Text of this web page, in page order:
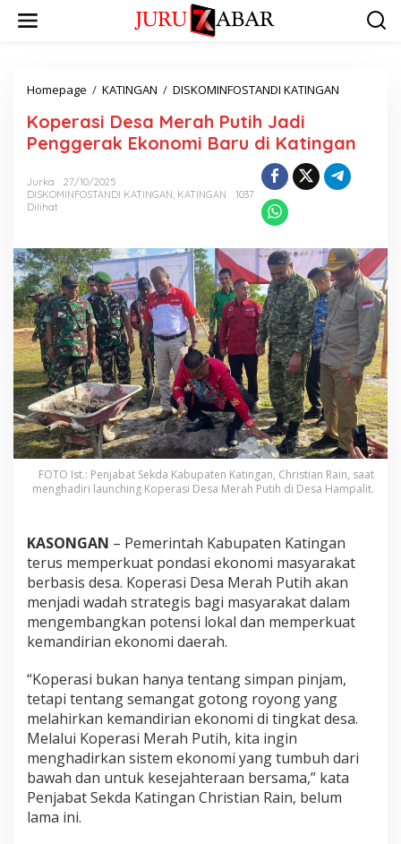
Homepage / KATINGAN / DISKOMINFOSTANDI KATINGAN
Koperasi Desa Merah Putih Jadi
Penggerak Ekonomi Baru di Katingan
Jurka
27/10/2025
DISKOMINFOSTANDI KATINGAN, KATINGAN
1037
Dilihat
FOTO Ist.: Penjabat Sekda Kabupaten Katingan, Christian Rain, saat
menghadiri launching Koperasi Desa Merah Putih di Desa Hampalit.
KASONGAN – Pemerintah Kabupaten Katingan
terus memperkuat pondasi ekonomi masyarakat
berbasis desa. Koperasi Desa Merah Putih akan
menjadi wadah strategis bagi masyarakat dalam
mengembangkan potensi lokal dan memperkuat
kemandirian ekonomi daerah.
“Koperasi bukan hanya tentang simpan pinjam,
tetapi tentang semangat gotong royong yang
melahirkan kemandirian ekonomi di tingkat desa.
Melalui Koperasi Merah Putih, kita ingin
menghadirkan sistem ekonomi yang tumbuh dari
bawah dan untuk kesejahteraan bersama,” kata
Penjabat Sekda Katingan Christian Rain, belum
lama ini.